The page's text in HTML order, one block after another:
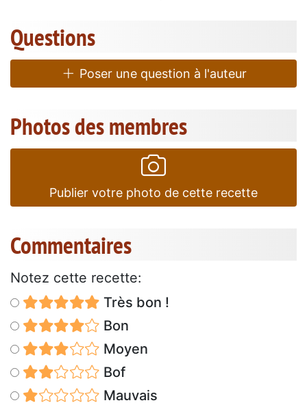
Questions
Poser une question à l'auteur
Photos des membres
Publier votre photo de cette recette
Commentaires
Notez cette recette:
Très bon !
Bon
Moyen
Bof
Mauvais